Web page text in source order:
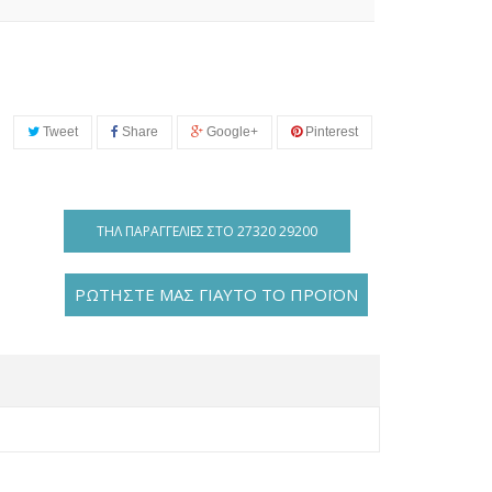
Tweet Share Google+ Pinterest
ΤΗΛ ΠΑΡΑΓΓΕΛΊΕΣ ΣΤΟ 27320 29200
ΡΩΤΗΣΤΕ ΜΑΣ ΓΙΑΥΤΟ ΤΟ ΠΡΟΪΟΝ